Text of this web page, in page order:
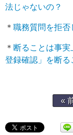
法じゃないの？
＊ 職務質問を拒否
＊ 断ることは事
登録確認」を断
«